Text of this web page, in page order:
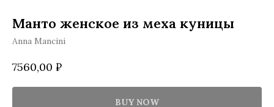
Манто женское из меха куницы
Anna Mancini
7560,00 ₽
BUY NOW